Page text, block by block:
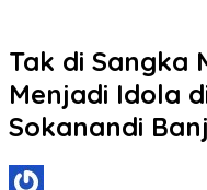
Tak di Sangka
Menjadi Idola
Sokanandi